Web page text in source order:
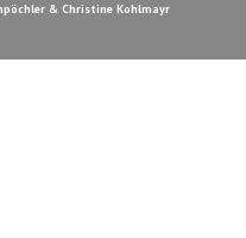
& Christine Kohlmayr